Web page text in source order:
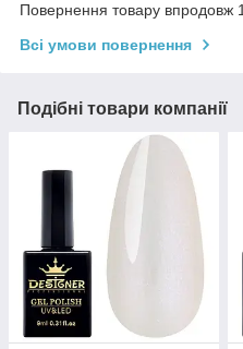
Повернення товару впродовж
Всі умови повернення
Подібні товари компанії